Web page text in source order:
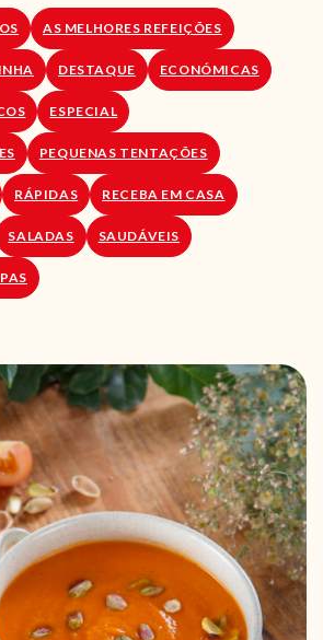
AS MELHORES REFEIÇÕES
DESTAQUE ECONÓMICAS
ESPECIAL
PEQUENAS TENTAÇÕES
RÁPIDAS RECEBA EM CASA
SALADAS SAUDÁVEIS